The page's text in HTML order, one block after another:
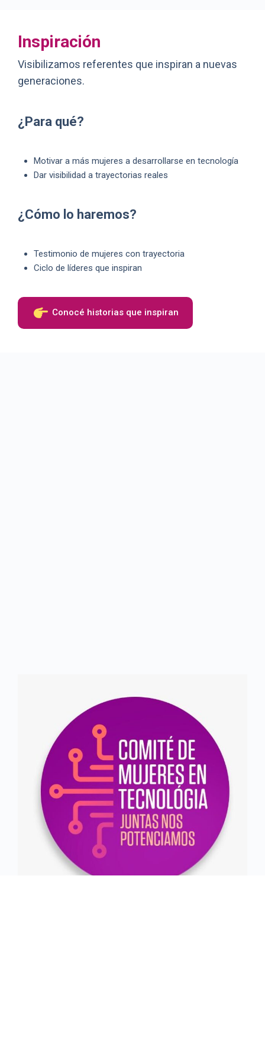
Inspiración
Visibilizamos referentes que inspiran a nuevas
generaciones.
¿Para qué?
Motivar a más mujeres a desarrollarse en tecnología
Dar visibilidad a trayectorias reales
¿Cómo lo haremos?
Testimonio de mujeres con trayectoria
Ciclo de líderes que inspiran
Conocé historias que inspiran